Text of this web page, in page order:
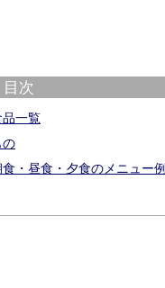
目次
一覧
の
・昼食・夕食のメニュー例